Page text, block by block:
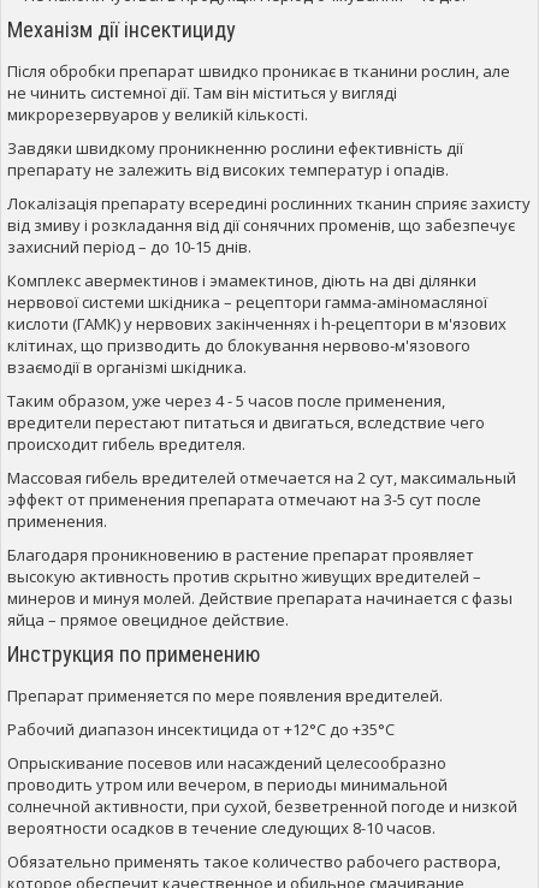
Механізм дії інсектициду
Після обробки препарат швидко проникає в тканини рослин, але
не чинить системної дії. Там він міститься у вигляді
микрорезервуаров у великій кількості.
Завдяки швидкому проникненню рослини ефективність дії
препарату не залежить від високих температур і опадів.
Локалізація препарату всередині рослинних тканин сприяє захисту
від змиву і розкладання від дії сонячних променів, що забезпечує
захисний період – до 10-15 днів.
Комплекс авермектинов і эмамектинов, діють на дві ділянки
нервової системи шкідника – рецептори гамма-аміномасляної
кислоти (ГАМК) у нервових закінченнях і h-рецептори в м'язових
клітинах, що призводить до блокування нервово-м'язового
взаємодії в організмі шкідника.
Таким образом, уже через 4 - 5 часов после применения,
вредители перестают питаться и двигаться, вследствие чего
происходит гибель вредителя.
Массовая гибель вредителей отмечается на 2 сут, максимальный
эффект от применения препарата отмечают на 3-5 сут после
применения.
Благодаря проникновению в растение препарат проявляет
высокую активность против скрытно живущих вредителей –
минеров и минуя молей. Действие препарата начинается с фазы
яйца – прямое овецидное действие.
Инструкция по применению
Препарат применяется по мере появления вредителей.
Рабочий диапазон инсектицида от +12°С до +35°С
Опрыскивание посевов или насаждений целесообразно
проводить утром или вечером, в периоды минимальной
солнечной активности, при сухой, безветренной погоде и низкой
вероятности осадков в течение следующих 8-10 часов.
Обязательно применять такое количество рабочего раствора,
которое обеспечит качественное и обильное смачивание